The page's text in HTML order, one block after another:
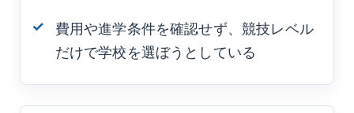
費用や進学条件を確認せず、競技レベル
だけで学校を選ぼうとしている